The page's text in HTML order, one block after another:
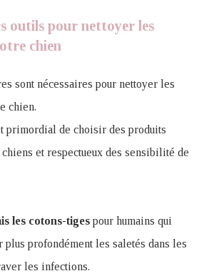
outils pour nettoyer les
chien
sont nécessaires pour nettoyer les
chien.
primordial de choisir des produits
et respectueux des sensibilité de
les cotons-tiges pour humains qui
plus profondément les saletés dans les
les infections.